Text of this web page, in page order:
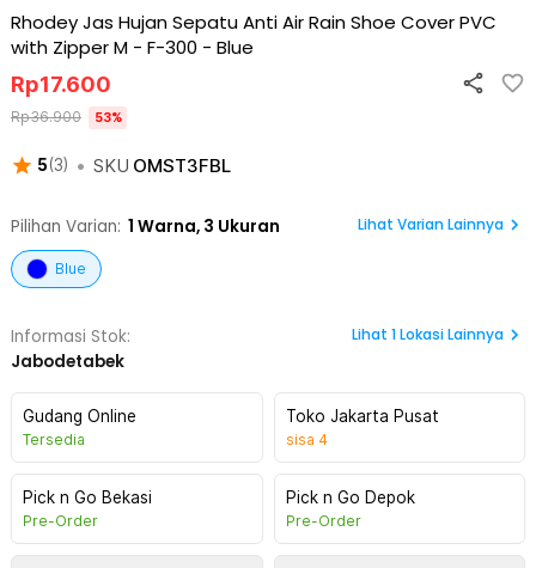
Rhodey Jas Hujan Sepatu Anti Air Rain Shoe Cover PVC
with Zipper M - F-300 - Blue
5(3) • SKU OMST3FBL
Rp17.600
Rp36.900 53%
Pilihan Varian: 1 Warna, 3 Ukuran Lihat Varian Lainnya
Blue
Informasi Stok:
Jabodetabek
Lihat 1Lokasi Lainnya
Gudang Online
Tersedia
Toko Jakarta Pusat
sisa 4
Pick n Go Bekasi
Pre-Order
Pick n Go Depok
Pre-Order